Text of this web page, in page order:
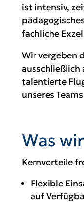
ist intensiv,
fachliche
Wir vergeben
ausschließlich
talentierte
unseres
Was
Kernvorteile
Flexible
auf